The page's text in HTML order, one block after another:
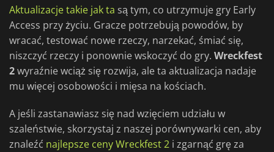
Aktualizacje takie jak ta są tym, co utrzymuje gry Early
Access przy życiu. Gracze potrzebują powodów, by
wracać, testować nowe rzeczy, narzekać, śmiać się,
niszczyć rzeczy i ponownie wskoczyć do gry. Wreckfest
2wyraźnie wciąż się rozwija, ale ta aktualizacja nadaje
mu więcej osobowości i mięsa na kościach.
A jeśli zastanawiasz się nad wzięciem udziału w
szaleństwie, skorzystaj z naszej porównywarki cen, aby
znaleźć najlepsze ceny Wreckfest 2 i zgarnąć grę za